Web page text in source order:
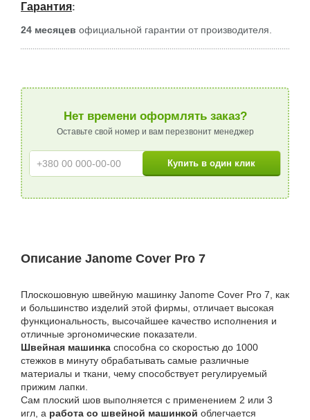
Гарантия:
24 месяцев официальной гарантии от производителя.
Нет времени оформлять заказ?
Оставьте свой номер и вам перезвонит менеджер
Описание Janome Cover Pro 7
Плоскошовную швейную машинку Janome Cover Pro 7, как
и большинство изделий этой фирмы, отличает высокая
функциональность, высочайшее качество исполнения и
отличные эргономические показатели.
Швейная машинка способна со скоростью до 1000
стежков в минуту обрабатывать самые различные
материалы и ткани, чему способствует регулируемый
прижим лапки.
Сам плоский шов выполняется с применением 2 или 3
игл, а работа со швейной машинкой облегчается